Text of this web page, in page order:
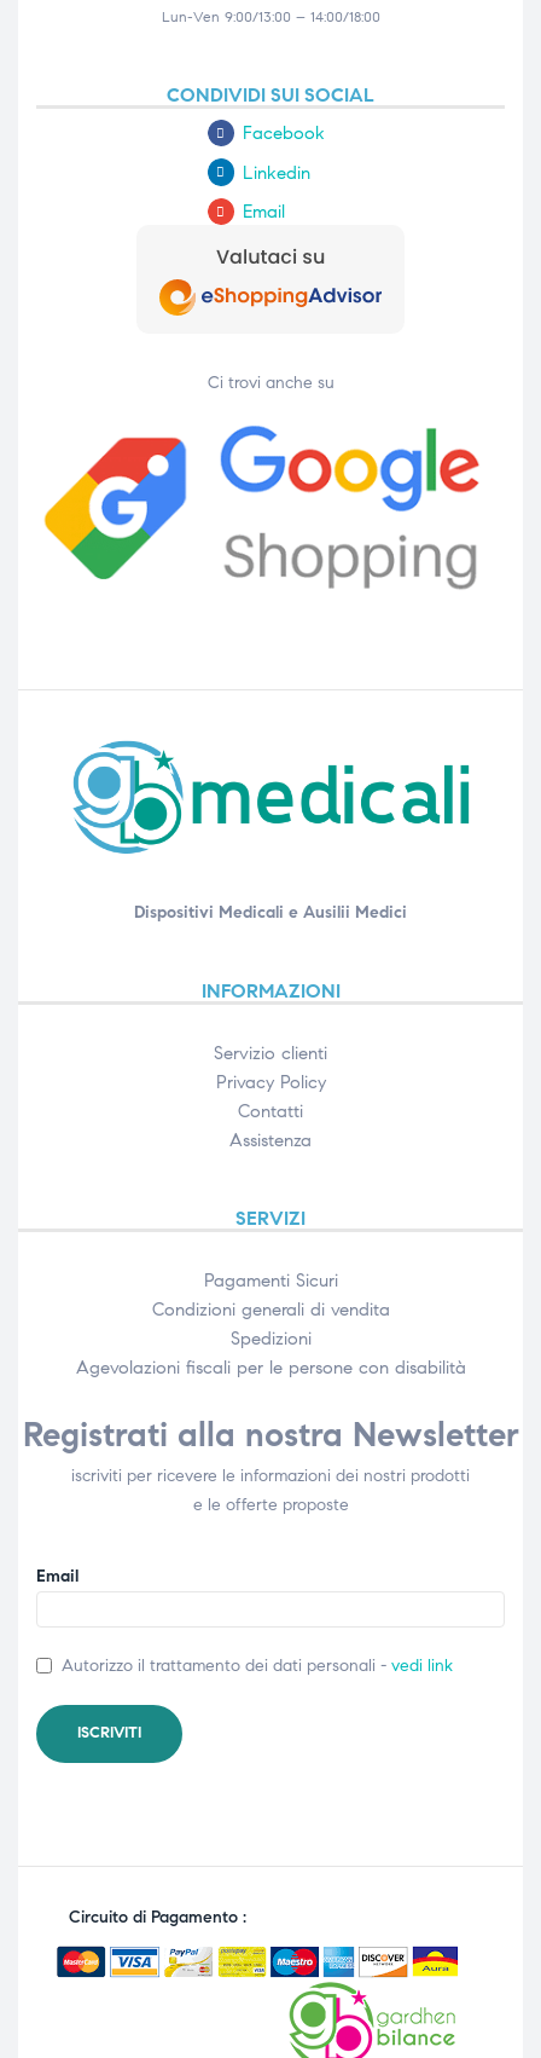
Lun-Ven 9:00/13:00 – 14:00/18:00
CONDIVIDI SUI SOCIAL
Facebook
Linkedin
Email
Ci trovi anche su
Dispositivi Medicali e Ausilii Medici
INFORMAZIONI
Servizio clienti
Privacy Policy
Contatti
Assistenza
SERVIZI
Pagamenti Sicuri
Condizioni generali di vendita
Spedizioni
Agevolazioni fiscali per le persone con disabilità​
Registrati alla nostra Newsletter
iscriviti per ricevere le informazioni dei nostri prodotti
e le offerte proposte
Email
Autorizzo il trattamento dei dati personali - vedi link
Circuito di Pagamento :